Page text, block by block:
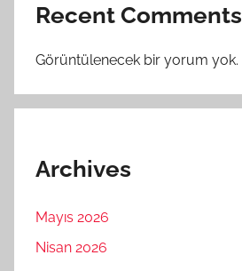
Recent Comments
Görüntülenecek bir yorum yok.
Archives
Mayıs 2026
Nisan 2026